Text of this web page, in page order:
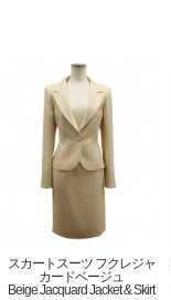
スカートスーツ フクレジャ
カードベージュ
Beige Jacquard Jacket & Skirt